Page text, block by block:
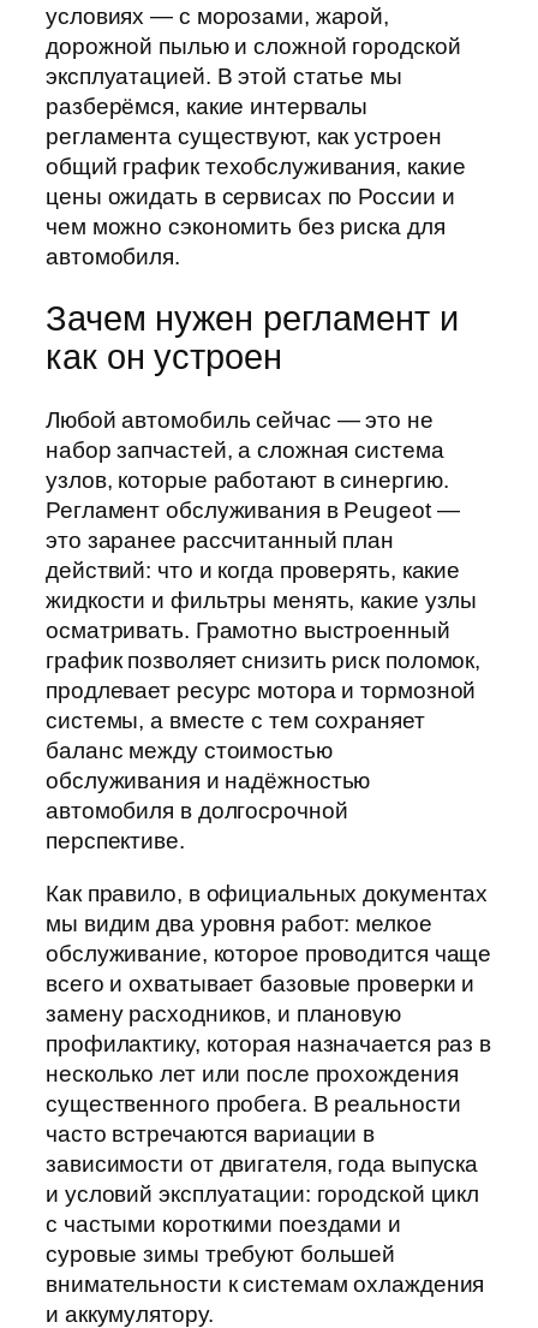
условиях — с морозами, жарой,
дорожной пылью и сложной городской
эксплуатацией. В этой статье мы
разберёмся, какие интервалы
регламента существуют, как устроен
общий график техобслуживания, какие
цены ожидать в сервисах по России и
чем можно сэкономить без риска для
автомобиля.
Зачем нужен регламент и
как он устроен
Любой автомобиль сейчас — это не
набор запчастей, а сложная система
узлов, которые работают в синергию.
Регламент обслуживания в Peugeot —
это заранее рассчитанный план
действий: что и когда проверять, какие
жидкости и фильтры менять, какие узлы
осматривать. Грамотно выстроенный
график позволяет снизить риск поломок,
продлевает ресурс мотора и тормозной
системы, а вместе с тем сохраняет
баланс между стоимостью
обслуживания и надёжностью
автомобиля в долгосрочной
перспективе.
Как правило, в официальных документах
мы видим два уровня работ: мелкое
обслуживание, которое проводится чаще
всего и охватывает базовые проверки и
замену расходников, и плановую
профилактику, которая назначается раз в
несколько лет или после прохождения
существенного пробега. В реальности
часто встречаются вариации в
зависимости от двигателя, года выпуска
и условий эксплуатации: городской цикл
с частыми короткими поездами и
суровые зимы требуют большей
внимательности к системам охлаждения
и аккумулятору.